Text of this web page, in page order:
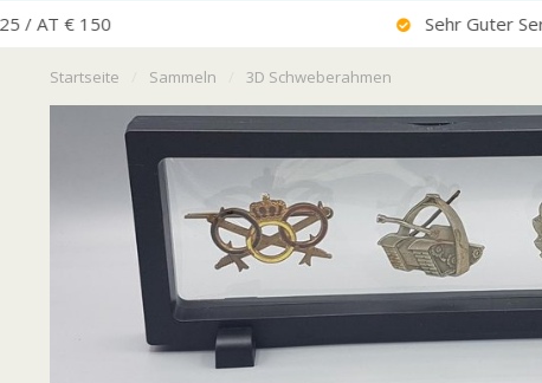
Startseite Sammeln 3D Schweberahmen